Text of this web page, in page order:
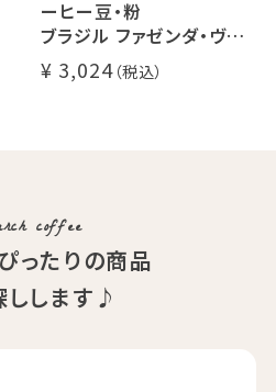
ーヒー豆・粉
ブラジル ファゼンダ・ヴァ
レ・ド・クリスタル（100g /
200g / 1kg）
3,024
coffee
ったりの商品
しします♪